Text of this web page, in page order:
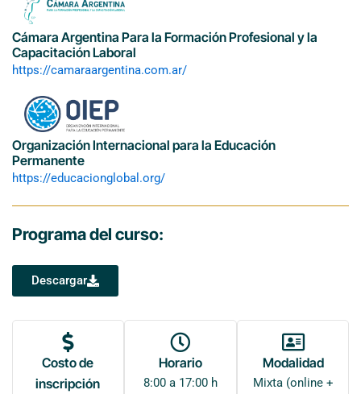
Cámara Argentina Para la Formación Profesional y la
Capacitación Laboral
https://camaraargentina.com.ar/
Organización Internacional para la Educación
Permanente
https://educacionglobal.org/
Programa del curso:
Descargar
Costo de
inscripción
Horario
8:00 a 17:00 h
Modalidad
Mixta (online +